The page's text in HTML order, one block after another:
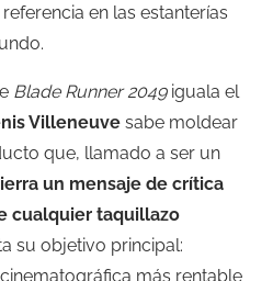
en las estanterías
Blade Runner 2049iguala el
Villeneuve sabe moldear
que, llamado a ser un
un mensaje de crítica
cualquier taquillazo
su objetivo principal:
más rentable